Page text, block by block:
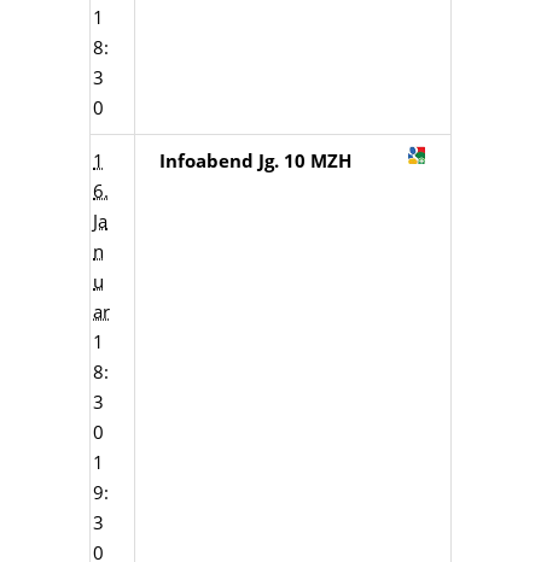
1
8:
3
0
1
6.
Ja
n
u
ar
1
8:
3
0
1
9:
3
0
Infoabend Jg. 10 MZH